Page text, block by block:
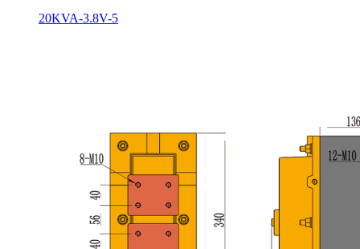
20KVA-3.8V-5